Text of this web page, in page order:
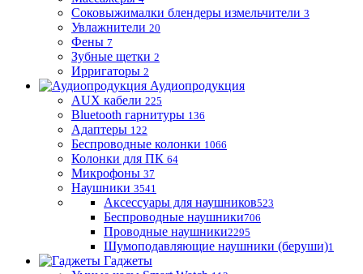
Соковыжималки блендеры измельчители 3
Увлажнители 20
Фены 7
Зубные щетки 2
Ирригаторы 2
Аудиопродукция
AUX кабели 225
Bluetooth гарнитуры 136
Адаптеры 122
Беспроводные колонки 1066
Колонки для ПК 64
Микрофоны 37
Наушники 3541
Аксессуары для наушников523
Беспроводные наушники706
Проводные наушники2295
Шумоподавляющие наушники (беруши)1
Гаджеты